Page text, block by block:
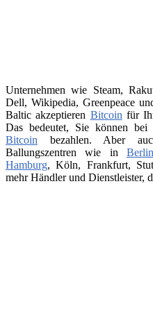
Unternehmen wie Steam,
Dell, Wikipedia, Greenpeace
Baltic akzeptieren Bitcoin für
Das bedeutet, Sie können
Bitcoin bezahlen. Aber
Ballungszentren wie in Berlin
Hamburg, Köln, Frankfurt,
mehr Händler und Dienstleister,